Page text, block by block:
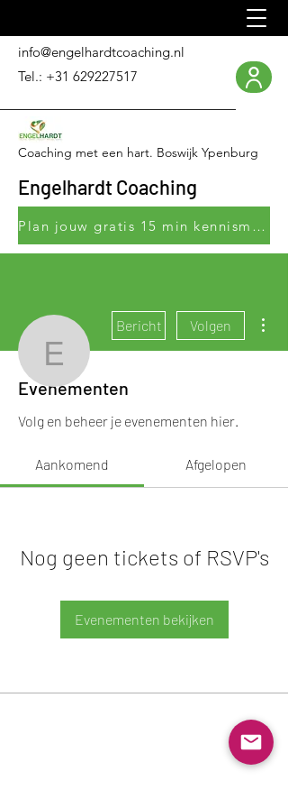
info@engelhardtcoaching.nl
Coaching met een hart. Boswijk Ypenburg
Plan jouw gratis 15 min kennismakingsgesprek
Tel.: +31 629227517
Engelhardt Coaching
Engelhardt
Bericht Volgen
Eigenaar
Lid Outdoortraining +4
Evenementen
Volg en beheer je evenementen hier.
Aankomend Afgelopen
Nog geen tickets of RSVP's
Evenementen bekijken